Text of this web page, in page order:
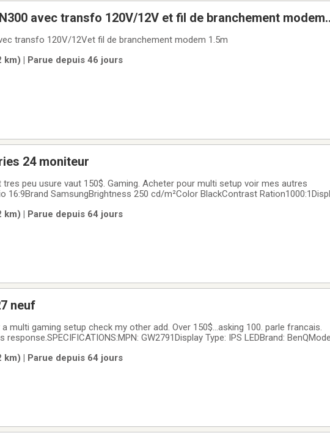
avec transfo 120V/12V et fil de branchement modem
transfo 120V/12Vet fil de branchement modem 1.5m
km) | Parue depuis 46 jours
24 moniteur
peu usure vaut 150$. Gaming. Acheter pour multi setup voir mes autres
16:9Brand SamsungBrightness 250 cd/m²Color BlackContrast
Line Samsung 3 SeriesRefresh Rate 100
km) | Parue depuis 64 jours
neuf
multi gaming setup check my other add. Over 150$...asking 100. parle francais.
GW2791Display Type: IPS LEDBrand:
Rate: 100
km) | Parue depuis 64 jours